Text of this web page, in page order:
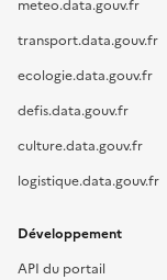
meteo.data.gouv.fr
transport.data.gouv.fr
ecologie.data.gouv.fr
defis.data.gouv.fr
culture.data.gouv.fr
logistique.data.gouv.fr
Développement
API du portail